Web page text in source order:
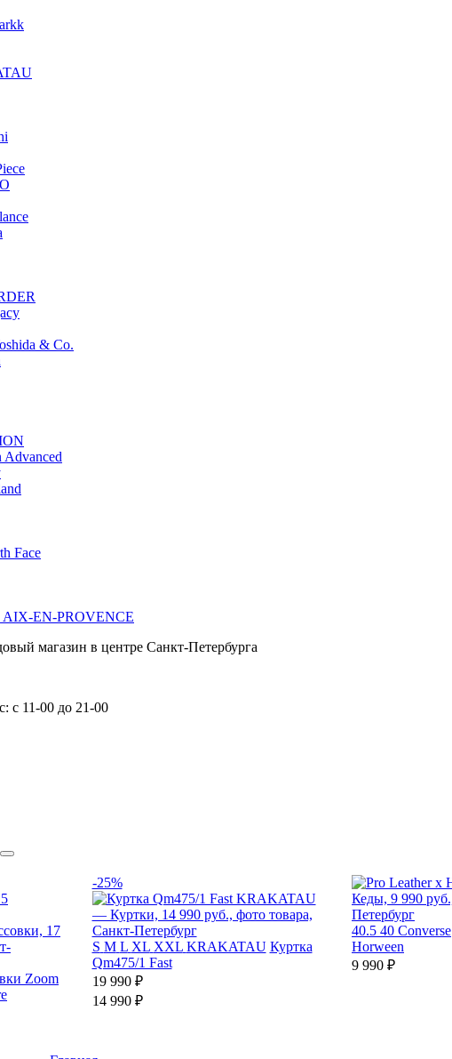
& Co.
Advanced
Face
AIX-EN-PROVENCE
магазин в центре Санкт-Петербурга
с 11-00 до 21-00
Zoom
-25%
S M L XL XXL KRAKATAU Куртка
Qm475/1 Fast
19 990 ₽
14 990 ₽
40.5 40 Converse
Horween
9 990 ₽